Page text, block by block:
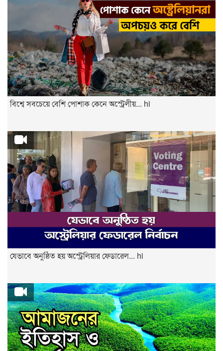
বিশ্বে সবচেয়ে বেশি পোশাক কেনে অস্ট্রেলীয়... hi
যেভাবে অনুষ্ঠিত হয় অস্ট্রেলিয়ার ফেডারেল... hi